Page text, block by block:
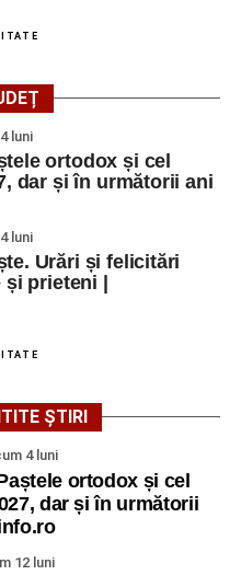
luni
ortodox și cel
dar și în următorii ani
luni
Urări și felicitări
și prieteni |
ȘTIRI
4 luni
ortodox și cel
dar și în următorii
12 luni